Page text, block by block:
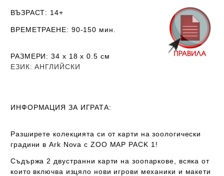
ВЪЗРАСТ: 14+
ВРЕМЕТРАЕНЕ: 90-150 мин.
РАЗМЕРИ: 34 х 18х 0.5 см
ЕЗИК:АНГЛИЙСКИ
ИНФОРМАЦИЯ ЗА ИГРАТА:
Разширете колекцията си от карти на зоологически
градини в Ark Nova с ZOO MAP PACK 1 !
Съдържа 2 двустранни карти на зоопаркове, всяка от
които включва изцяло нови игрови механики и макети